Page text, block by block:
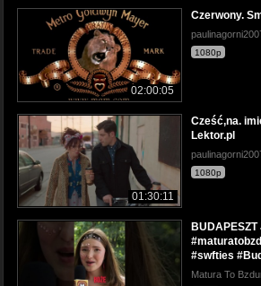
02:00:05
Czerwony.
1080p
01:30:11
Cześć,na.
Lektor.pl
1080p
#swfties
Matura To